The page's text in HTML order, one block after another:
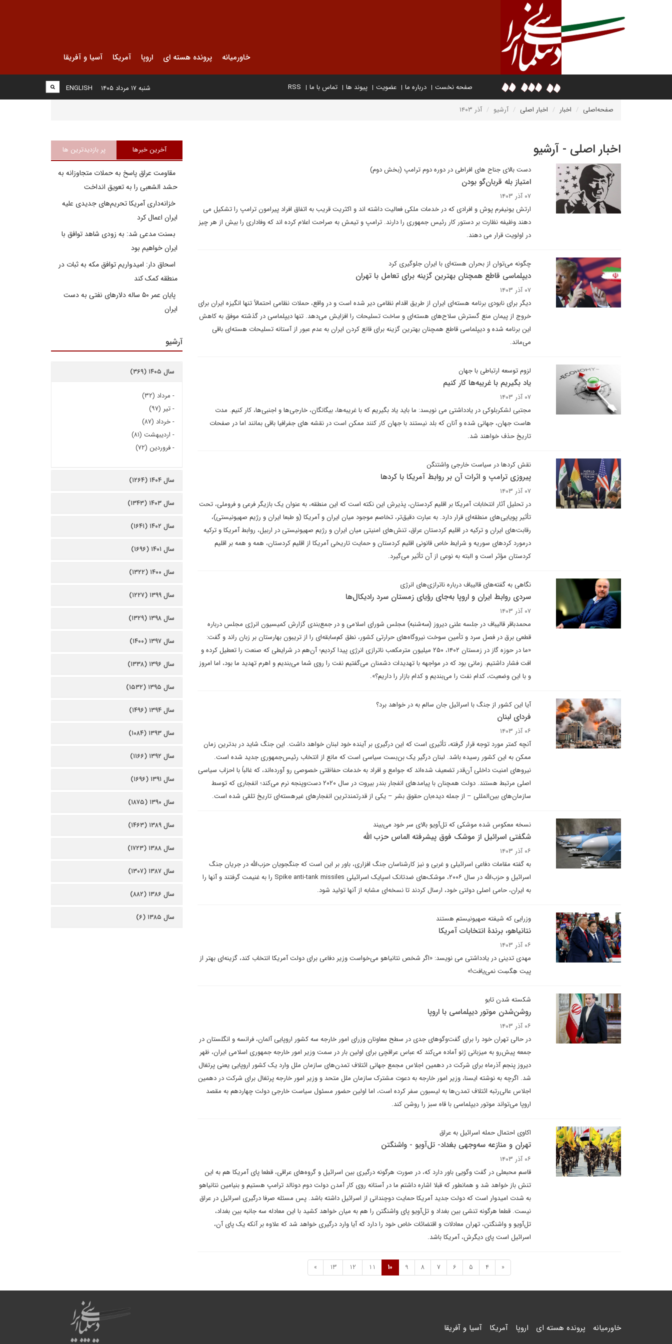
خاورمیانه پرونده هسته ای اروپا آمریکا آسیا و آفریقا
صفحه نخست درباره ما عضویت پیوند ها تماس با ما RSS
ENGLISH شنبه ۱۷ مرداد ۱۴۰۵
صفحه‌اصلی اخبار اخبار اصلی آرشیو آذر ۱۴۰۳
اخبار اصلی - آرشیو
دست بالای جناح های افراطی در دوره دوم ترامپ (بخش دوم)
امتیاز بله قربان‌گو بودن
۰۷ آذر ۱۴۰۳
ارتش یونیفرم پوش و افرادی که در خدمات ملکی فعالیت داشته اند و اکثریت قریب به اتفاق افراد پیرامون ترامپ را تشکیل می
دهند وظیفه نظارت بر دستور کار رئیس جمهوری را دارند. ترامپ و تیمش به صراحت اعلام کرده اند که وفاداری را بیش از هر چیز
در اولویت قرار می دهند.
چگونه می‌توان از بحران هسته‌ای با ایران جلوگیری کرد
دیپلماسی قاطع همچنان بهترین گزینه برای تعامل با تهران
۰۷ آذر ۱۴۰۳
دیگر برای نابودی برنامه هسته‌ای ایران از طریق اقدام نظامی دیر شده است و در واقع، حملات نظامی احتمالاً تنها انگیزه ایران برای
خروج از پیمان منع گسترش سلاح‌های هسته‌ای و ساخت تسلیحات را افزایش می‌دهد. تنها دیپلماسی در گذشته موفق به کاهش
این برنامه شده و دیپلماسی قاطع همچنان بهترین گزینه برای قانع کردن ایران به عدم عبور از آستانه تسلیحات هسته‌ای باقی
می‌ماند.
لزوم توسعه ارتباطی با جهان
یاد بگیریم با غریبه‌ها کار کنیم
۰۷ آذر ۱۴۰۳
مجتبی لشکربلوکی در یادداشتی می نویسد: ما باید یاد بگیریم که با غریبه‌ها، بیگانگان، خارجی‌ها و اجنبی‌ها، کار کنیم. مدت
هاست جهان، جهانی شده و آنان که بلد نیستند با جهان کار کنند ممکن است در نقشه های جفرافیا باقی بمانند اما در صفحات
تاریخ حذف خواهند شد.
نقش کردها در سیاست خارجی واشتنگن
پیروزی ترامپ و اثرات آن بر روابط آمریکا با کردها
۰۷ آذر ۱۴۰۳
در تحلیل آثار انتخابات آمریکا بر اقلیم کردستان، پذیرش این نکته است که این منطقه، به عنوان یک بازیگر فرعی و فروملی، تحت
تأثیر پویایی‌های منطقه‌ای قرار دارد. به عبارت دقیق‌تر، تخاصم موجود میان ایران و آمریکا (و طبعا ایران و رژیم صهیونیستی)،
رقابت‌های ایران و ترکیه در اقلیم کردستان عراق، تنش‌های امنیتی میان ایران و رژیم صهیونیستی در اربیل، روابط آمریکا و ترکیه
درمورد کردهای سوریه و شرایط خاص قانونی اقلیم کردستان و حمایت تاریخی آمریکا از اقلیم کردستان، همه و همه بر اقلیم
کردستان مؤثر است و البته به‌ نوعی از آن تأثیر می‌گیرد.
نگاهی به گفته‌های قالیباف درباره ناترازی‌های انرژی
سردی روابط ایران و اروپا به‌جای رؤیای زمستان سرد رادیکال‌ها
۰۷ آذر ۱۴۰۳
محمدباقر قالیباف در جلسه علنی دیروز (سه‌شنبه) مجلس شورای اسلامی و در جمع‌بندی گزارش کمیسیون انرژی مجلس درباره
قطعی برق در فصل سرد و تأمین سوخت نیروگاه‌های حرارتی کشور، نطق کم‌سابقه‌ای را از تریبون بهارستان بر زبان راند و گفت:‌
«ما در حوزه گاز در زمستان ۱۴۰۲، ۲۵۰ میلیون متر‌مکعب ناترازی انرژی پیدا کردیم؛ آن‌هم در شرایطی که صنعت را تعطیل کرده و
افت فشار داشتیم. زمانی بود که در مواجهه با تهدیدات دشمنان می‌گفتیم نفت را روی شما می‌بندیم و اهرم تهدید ما بود، اما امروز
و با این وضعیت، کدام نفت را می‌بندیم و کدام بازار را داریم؟».
آیا این کشور از جنگ با اسرائیل جان سالم به در خواهد برد؟
فردای لبنان
۰۶ آذر ۱۴۰۳
آنچه کمتر مورد توجه قرار گرفته، تأثیری است که این درگیری بر آینده خود لبنان خواهد داشت. این جنگ شاید در بدترین زمان
ممکن به این کشور رسیده باشد. لبنان درگیر یک بن‌بست سیاسی است که مانع از انتخاب رئیس‌جمهوری جدید شده است.
نیروهای امنیت داخلی آن‌قدر تضعیف شده‌اند که جوامع و افراد به خدمات حفاظتی خصوصی رو آورده‌اند، که غالباً با احزاب سیاسی
اصلی مرتبط هستند. دولت همچنان با پیامدهای انفجار بندر بیروت در سال ۲۰۲۰ دست‌وپنجه نرم می‌کند؛ انفجاری که توسط
سازمان‌های بین‌المللی – از جمله دیده‌بان حقوق بشر – یکی از قدرتمندترین انفجارهای غیرهسته‌ای تاریخ تلقی شده است.
نسخه معکوس شده موشکی که تل‌آویو بالای سر خود می‌بیند
شگفتی اسرائیل از موشک فوق پیشرفته الماس حزب الله
۰۶ آذر ۱۴۰۳
به گفته مقامات دفاعی اسرائیلی و غربی و نیز کارشناسان جنگ افزاری، باور بر این است که جنگجویان حزب‌الله در جریان جنگ
اسرائیل و حزب‌الله در سال ۲۰۰۶، موشک‌های ضدتانک اسپایک اسرائیلی Spike anti-tank missiles را به غنیمت گرفتند و آنها را
به ایران، حامی اصلی دولتی خود، ارسال کردند تا نسخه‌ای مشابه از آنها تولید شود.
وزرایی که شیفته صهیونیستم هستند
نتانیاهو، برندۀ انتخابات آمریکا
۰۶ آذر ۱۴۰۳
مهدی تدینی در یادداشتی می نویسد: «اگر شخص نتانیاهو می‌خواست وزیر دفاعی برای دولت آمریکا انتخاب کند، گزینه‌ای بهتر از
پیت هِگسِت نمی‌یافت!»
شکسته شدن تابو
روشن‌شدن موتور دیپلماسی با اروپا
۰۶ آذر ۱۴۰۳
در حالی تهران خود را برای گفت‌وگوهای جدی در سطح معاونان وزرای امور خارجه سه کشور اروپایی آلمان، فرانسه و انگلستان در
جمعه پیش‌رو به میزبانی ژنو آماده می‌کند که عباس عراقچی برای اولین بار در سمت وزیر امور خارجه جمهوری اسلامی ایران، ظهر
دیروز ‌پنجم آذرماه برای شرکت در دهمین اجلاس مجمع جهانی ائتلاف تمدن‌های سازمان ملل وارد یک کشور اروپایی یعنی‌ پرتغال
شد. اگر‌چه به نوشته ایسنا، وزیر امور خارجه به دعوت مشترک سازمان ملل متحد و وزیر امور خارجه پرتغال برای شرکت در دهمین
اجلاس عالی‌رتبه ائتلاف تمدن‌ها به لیسبون سفر کرده است، اما اولین حضور مسئول سیاست خارجی دولت چهاردهم به مقصد
اروپا می‌تواند موتور دیپلماسی با قاه سبز را روشن کند.
اکاوی احتمال حمله اسرائیل به عراق
تهران و منازعه سه‌وجهی بغداد- تل‌آویو - واشنگتن
۰۶ آذر ۱۴۰۳
قاسم محبعلی در گفت وگویی باور دارد که، در صورت هرگونه درگیری بین اسرائیل و گروه‌های عراقی، قطعا پای آمریکا هم به این
تنش باز خواهد شد و همانطور که قبلا اشاره داشتم ما در آستانه روی کار آمدن دولت دوم دونالد ترامپ هستیم و بنیامین نتانیاهو
به شدت امیدوار است که دولت جدید آمریکا حمایت دوچندانی از اسرائیل داشته باشد. پس مسئله صرفا درگیری اسرائیل در عراق
نیست. قطعا هرگونه تنشی بین بغداد و تل‌آویو پای واشنگتن را هم به میان خواهد کشید با این معادله سه جانبه بین بغداد،
تل‌آویو و واشنگتن، تهران معادلات و اقتضائات خاص خود را دارد که آیا وارد درگیری خواهد شد که علاوه بر آنکه یک پای آن،
اسرائیل است پای دیگرش، آمریکا باشد.
«
4
5
6
7
8
9
10
11
12
13
»
آخرین خبرها پر بازدیدترین ها
مقاومت عراق پاسخ به حملات متجاوزانه به
حشد الشعبی را به تعویق انداخت
خزانه‌داری آمریکا تحریم‌های جدیدی علیه
ایران اعمال کرد
بسنت مدعی شد: به زودی شاهد توافق با
ایران خواهیم بود
اسحاق دار: امیدواریم توافق مکه به ثبات در
منطقه کمک کند
پایان عمر ۵۰ ساله دلارهای نفتی به دست
ایران
آرشیو
سال ۱۴۰۵ (۳۶۹)
- مرداد (۳۲)
-تیر (۹۷)
-خرداد (۸۷)
- اردیبهشت (۸۱)
-فروردین (۷۲)
سال ۱۴۰۴ (۱۲۶۴)
سال ۱۴۰۳ (۱۳۴۳)
سال ۱۴۰۲ (۱۶۴۱)
سال ۱۴۰۱ (۱۶۹۶)
سال ۱۴۰۰ (۱۳۲۲)
سال ۱۳۹۹ (۱۲۲۷)
سال ۱۳۹۸ (۱۳۲۹)
سال ۱۳۹۷ (۱۴۰۰)
سال ۱۳۹۶ (۱۳۳۸)
سال ۱۳۹۵ (۱۵۳۲)
سال ۱۳۹۴ (۱۴۹۶)
سال ۱۳۹۳ (۱۰۸۴)
سال ۱۳۹۲ (۱۱۶۶)
سال ۱۳۹۱ (۱۶۹۶)
سال ۱۳۹۰ (۱۸۷۵)
سال ۱۳۸۹ (۱۴۶۳)
سال ۱۳۸۸ (۱۷۲۳)
سال ۱۳۸۷ (۱۳۰۷)
سال ۱۳۸۶ (۸۸۲)
سال ۱۳۸۵ (۶)
خاورمیانه پرونده هسته ای اروپا آمریکا آسیا و آفریقا